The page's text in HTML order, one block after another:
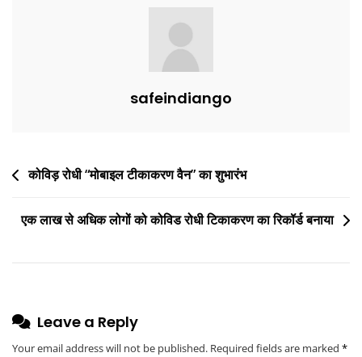
safeindiango
कोविड़ रोधी “मोबाइल टीकाकरण वैन” का शुभारंभ
एक लाख से अधिक लोगों को कोविड रोधी टिकाकरण का रिकॉर्ड बनाया
Leave a Reply
Your email address will not be published. Required fields are marked *